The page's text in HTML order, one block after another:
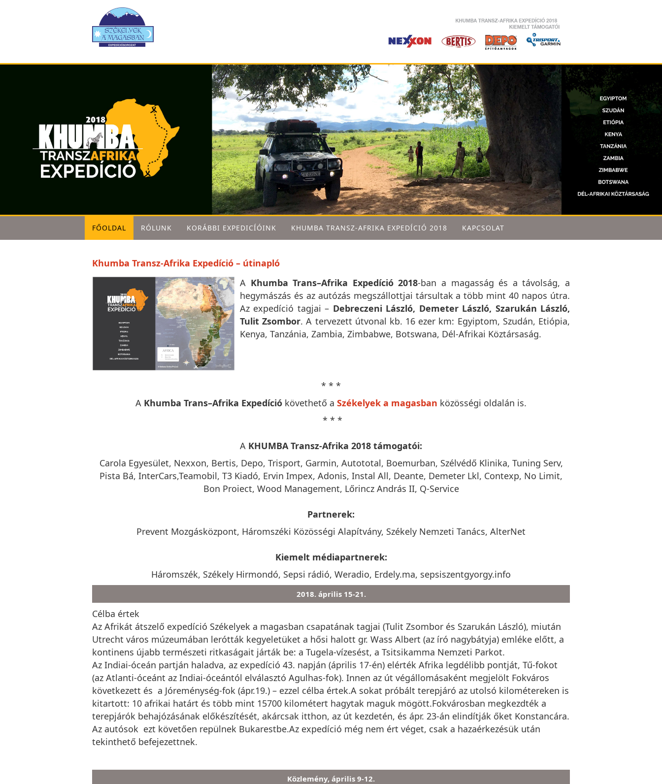
FŐOLDAL RÓLUNK KORÁBBI EXPEDICÍÓINK KHUMBA TRANSZ-AFRIKA EXPEDÍCIÓ 2018 KAPCSOLAT
Khumba Transz-Afrika Expedíció – útinapló
A Khumba Trans–Afrika Expedíció 2018-ban a magasság és a távolság, a
hegymászás és az autózás megszállottjai társultak a több mint 40 napos útra.
Az expedíció tagjai – Debreczeni László, Demeter László, Szarukán László,
Tulit Zsombor. A tervezett útvonal kb. 16 ezer km: Egyiptom, Szudán, Etiópia,
Kenya, Tanzánia, Zambia, Zimbabwe, Botswana, Dél-Afrikai Köztársaság.
* * *
A Khumba Trans–Afrika Expedíció követhető a Székelyek a magasban közösségi oldalán is.
* * *
A KHUMBA Transz-Afrika 2018 támogatói:
Carola Egyesület, Nexxon, Bertis, Depo, Trisport, Garmin, Autototal, Boemurban, Szélvédő Klinika, Tuning Serv,
Pista Bá, InterCars,Teamobil, T3 Kiadó, Ervin Impex, Adonis, Instal All, Deante, Demeter Lkl, Contexp, No Limit,
Bon Proiect, Wood Management, Lőrincz András II, Q-Service
Partnerek:
Prevent Mozgásközpont, Háromszéki Közösségi Alapítvány, Székely Nemzeti Tanács, AlterNet
Kiemelt médiapartnerek:
Háromszék, Székely Hirmondó, Sepsi rádió, Weradio, Erdely.ma, sepsiszentgyorgy.info
2018. április 15-21.
Célba értek
Az Afrikát átszelő expedíció Székelyek a magasban csapatának tagjai (Tulit Zsombor és Szarukán László), miután
Utrecht város múzeumában lerótták kegyeletüket a hősi halott gr. Wass Albert (az író nagybátyja) emléke előtt, a
kontinens újabb természeti ritkaságait járták be: a Tugela-vízesést, a Tsitsikamma Nemzeti Parkot.
Az Indiai-óceán partján haladva, az expedíció 43. napján (április 17-én) elérték Afrika legdélibb pontját, Tű-fokot
(az Atlanti-óceánt az Indiai-óceántól elválasztó Agulhas-fok). Innen az út végállomásaként megjelölt Fokváros
következett és a Jóreménység-fok (ápr.19.) – ezzel célba értek.A sokat próbált terepjáró az utolsó kilométereken is
kitartott: 10 afrikai határt és több mint 15700 kilométert hagytak maguk mögött.Fokvárosban megkezdték a
terepjárók behajózásának előkészítését, akárcsak itthon, az út kezdetén, és ápr. 23-án elindítják őket Konstancára.
Az autósok ezt követően repülnek Bukarestbe.Az expedíció még nem ért véget, csak a hazaérkezésük után
tekinthető befejezettnek.
Közlemény, április 9-12.